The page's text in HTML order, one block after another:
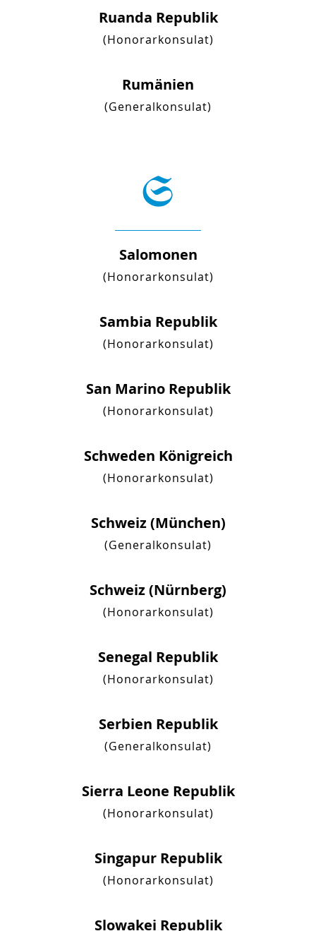
Ruanda Republik
(Honorarkonsulat)
Rumänien
(Generalkonsulat)
S
Salomonen
(Honorarkonsulat)
Sambia Republik
(Honorarkonsulat)
San Marino Republik
(Honorarkonsulat)
Schweden Königreich
(Honorarkonsulat)
Schweiz (München)
(Generalkonsulat)
Schweiz (Nürnberg)
(Honorarkonsulat)
Senegal Republik
(Honorarkonsulat)
Serbien Republik
(Generalkonsulat)
Sierra Leone Republik
(Honorarkonsulat)
Singapur Republik
(Honorarkonsulat)
Slowakei Republik